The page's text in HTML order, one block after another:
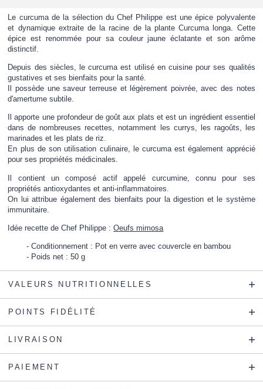
Le curcuma de la sélection du Chef Philippe est une épice polyvalente
et dynamique extraite de la racine de la plante Curcuma longa. Cette
épice est renommée pour sa couleur jaune éclatante et son arôme
distinctif.
Depuis des siècles, le curcuma est utilisé en cuisine pour ses qualités
gustatives et ses bienfaits pour la santé.
Il possède une saveur terreuse et légèrement poivrée, avec des notes
d'amertume subtile.
Il apporte une profondeur de goût aux plats et est un ingrédient essentiel
dans de nombreuses recettes, notamment les currys, les ragoûts, les
marinades et les plats de riz.
En plus de son utilisation culinaire, le curcuma est également apprécié
pour ses propriétés médicinales.
Il contient un composé actif appelé curcumine, connu pour ses
propriétés antioxydantes et anti-inflammatoires.
On lui attribue également des bienfaits pour la digestion et le système
immunitaire.
Idée recette de Chef Philippe :Oeufs mimosa
Conditionnement : Pot en verre avec couvercle en bambou
Poids net : 50 g
VALEURS NUTRITIONNELLES
POINTS FIDÉLITÉ
LIVRAISON
PAIEMENT